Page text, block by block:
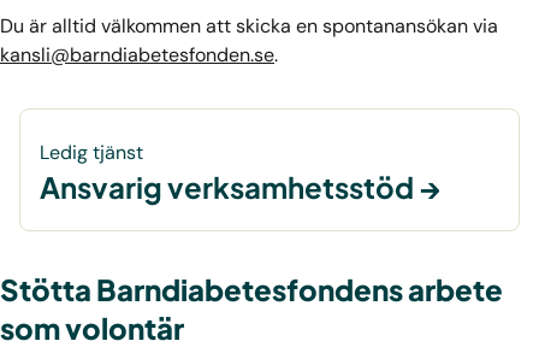
Du är alltid välkommen att skicka en spontanansökan via
kansli@barndiabetesfonden.se.
Ledig tjänst
Ansvarig verksamhetsstöd
Stötta Barndiabetesfondens arbete
som volontär